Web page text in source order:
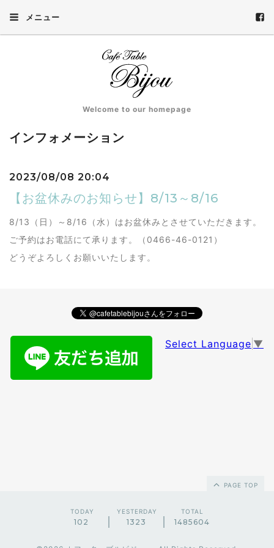
メニュー
Welcome to our homepage
インフォメーション
2023/08/08 20:04
【お盆休みのお知らせ】8/13～8/16
8/13（日）～8/16（水）はお盆休みとさせていただきます。
ご予約はお電話にて承ります。（0466-46-0121）
どうぞよろしくお願いいたします。
Select Language ▼
PAGE TOP
TODAY
102
YESTERDAY
1323
TOTAL
1485604